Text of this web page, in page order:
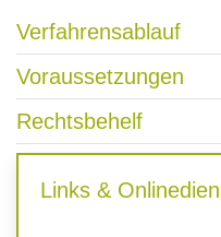
Verfahrensablauf
Voraussetzungen
Rechtsbehelf
Links &